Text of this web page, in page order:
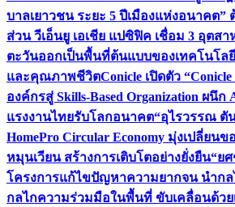
บาลเยาวชน ระยะ 5 ปีเมืองแห่งอนาคต”
ส่วน วีเอ็นยู เอเชีย แปซิฟิค เชื่อม 3 อุตส
ตะวันออกเป็นพื้นที่ต้นแบบของเทคโนโลยี
และคุณภาพชีวิตConicle เปิดตัว
องค์กรสู่ Skills-Based Organization ผนึ
แรงงานไทยรับโลกอนาคต“อุไรวรรณ ตั
HomePro Circular Economy มุ่งเปลี่ยน
หมุนเวียน สร้างการเติบโตอย่างยั่งยืน“ย
โครงการแก้ไขปัญหาความยากจน นำกล
กลไกความร่วมมือในพื้นที่ ขับเคลื่อนด้วย